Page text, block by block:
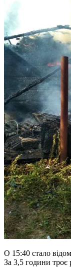
О 15:40 стало
За 3,5 години троє